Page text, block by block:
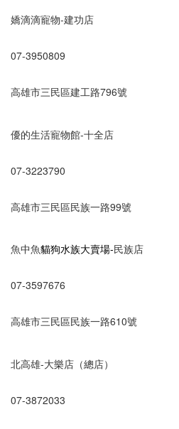
嬌滴滴寵物-建功店
07-3950809
高雄市三民區建工路796號
優的生活寵物館-十全店
07-3223790
高雄市三民區民族一路99號
魚中魚貓狗水族大賣場-民族店
07-3597676
高雄市三民區民族一路610號
北高雄-大樂店（總店）
07-3872033